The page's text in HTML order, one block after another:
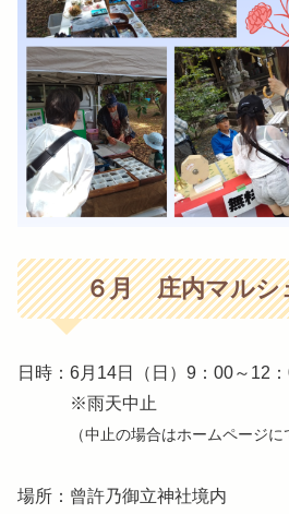
６月 庄内マルシ
日時：6月14日（日）9：00～12
※雨天中止
（中止の場合はホームページに
場所：曾許乃御立神社境内